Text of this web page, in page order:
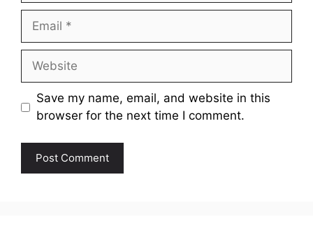
Email
Website
Save my name, email, and website in this
browser for the next time I comment.